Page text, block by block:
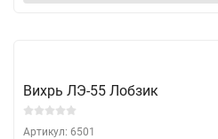
Вихрь ЛЭ-55 Лобзик
Артикул: 6501